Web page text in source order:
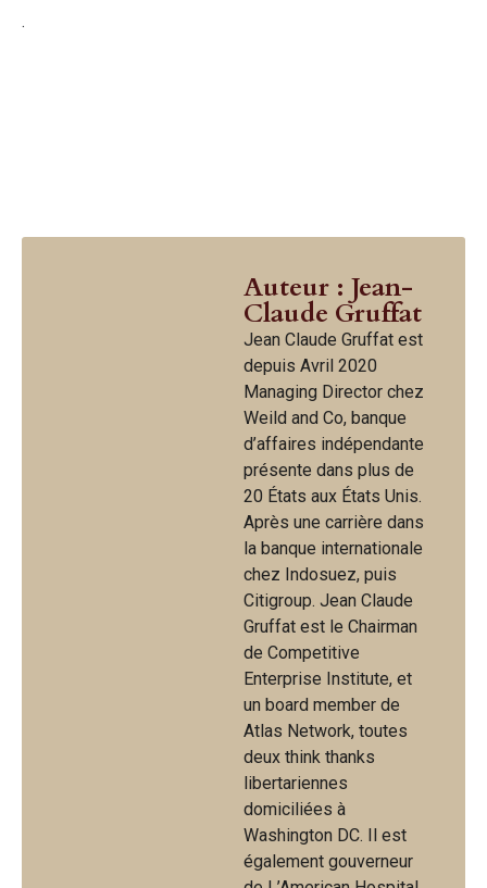
.
Auteur : Jean-
Claude Gruffat
Jean Claude Gruffat est
depuis Avril 2020
Managing Director chez
Weild and Co, banque
d’affaires indépendante
présente dans plus de
20 États aux États Unis.
Après une carrière dans
la banque internationale
chez Indosuez, puis
Citigroup. Jean Claude
Gruffat est le Chairman
de Competitive
Enterprise Institute, et
un board member de
Atlas Network, toutes
deux think thanks
libertariennes
domiciliées à
Washington DC. Il est
également gouverneur